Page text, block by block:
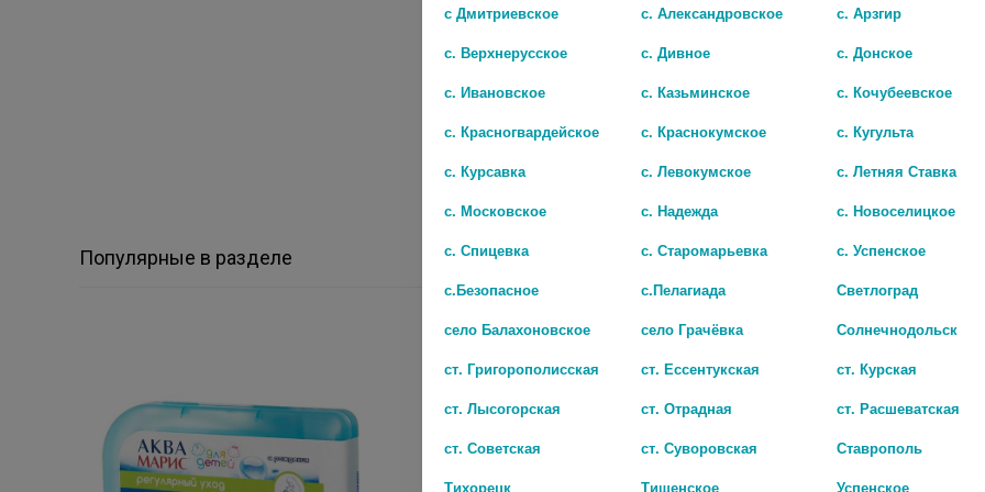
Показать все
Популярные в разделе
с Дмитриевское с. Александровское
с. Арзгир
с. Верхнерусское
с. Дивное
с. Донское
с. Ивановское
с. Казьминское
с. Кочубеевское
с. Красногвардейское
с. Краснокумское
с. Кугульта
с. Курсавка
с. Левокумское
с. Летняя Ставка
с. Московское
с. Надежда
с. Новоселицкое
с. Спицевка
с. Старомарьевка
с. Успенское
с.Безопасное
с.Пелагиада
Светлоград
село Балахоновское
село Грачёвка
Солнечнодольск
ст. Григорополисская
ст. Ессентукская
ст. Курская
ст. Лысогорская
ст. Отрадная
ст. Расшеватская
ст. Советская
ст. Суворовская
Ставрополь
Тихорецк
Тищенское Успенское